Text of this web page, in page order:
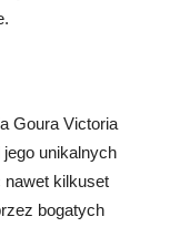
Goura Victoria
unikalnych
kilkuset
bogatych